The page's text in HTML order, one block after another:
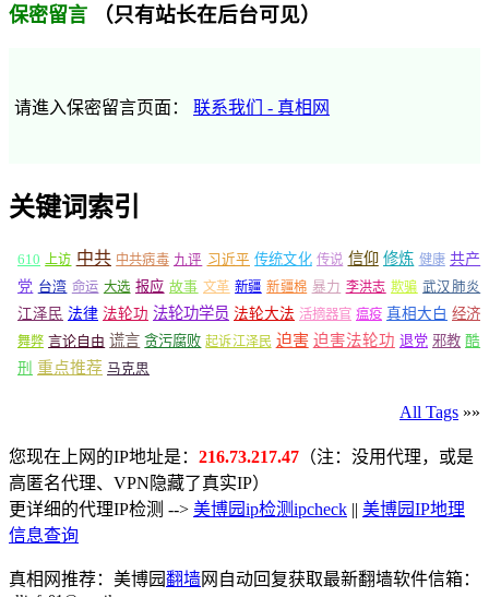
保密留言 （只有站长在后台可见）
请進入保密留言页面： 联系我们 - 真相网
关键词索引
610 上访 中共 中共病毒 九评 习近平 传统文化 传说 信仰 修炼 健康 共产
党 台湾 命运 大选 报应 故事 文革 新疆 新疆棉 暴力 李洪志 欺骗 武汉肺炎
江泽民 法律 法轮功 法轮功学员 法轮大法 活摘器官 瘟疫 真相大白 经济
舞弊 言论自由 谎言 贪污腐败 起诉江泽民 迫害 迫害法轮功 退党 邪教 酷
刑 重点推荐 马克思
All Tags »»
您现在上网的IP地址是： 216.73.217.47 （注：没用代理，或是
高匿名代理、VPN隐藏了真实IP）
更详细的代理IP检测 --> 美博园ip检测ipcheck || 美博园IP地理
信息查询
真相网推荐：美博园翻墙网自动回复获取最新翻墙软件信箱：